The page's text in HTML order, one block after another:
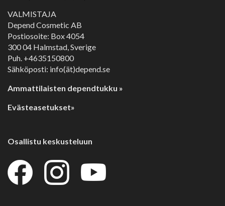
VALMISTAJA
Depend Cosmetic AB
Postiosoite: Box 4054
300 04 Halmstad, Sverige
Puh. +4635150800
Sähköposti: info(ät)depend.se
Ammattilaisten dependtukku »
Evästeasetukset»
Osallistu keskusteluun